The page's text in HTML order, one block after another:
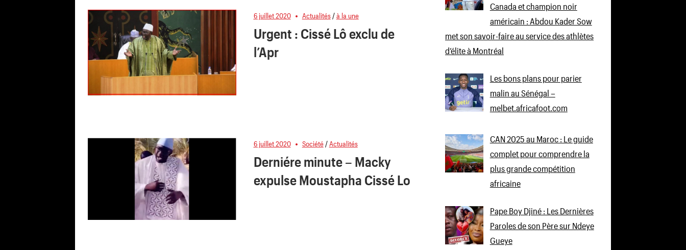
6 juillet 2020 Actualités/à la une
Urgent : Cissé Lô exclu de
l’Apr
6 juillet 2020 Société/Actualités
Derniére minute – Macky
expulse Moustapha Cissé Lo
Canada et champion noir
américain : Abdou Kader Sow
met son savoir-faire au service des athlètes
d’élite à Montréal
Les bons plans pour parier
malin au Sénégal –
melbet.africafoot.com
CAN 2025 au Maroc : Le guide
complet pour comprendre la
plus grande compétition
africaine
Pape Boy Djiné : Les Dernières
Paroles de son Père sur Ndeye
Gueye